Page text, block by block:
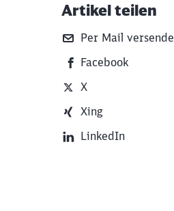
Artikel teilen
Per Mail
Facebook
X
Xing
LinkedIn